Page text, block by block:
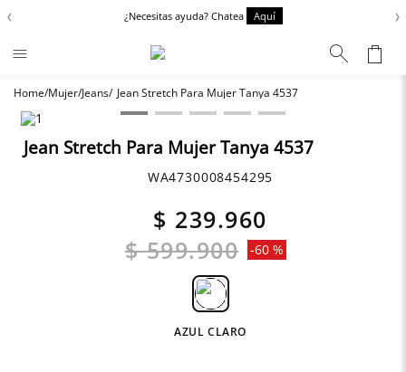
‹ ¿Necesitas ayuda? Chatea Aquí ›
Mujer Jeans Jean Stretch Para Mujer Tanya 4537
Jean Stretch Para Mujer Tanya 4537
WA4730008454295
$ 239.960
$ 599.900 -60 %
AZUL CLARO
Términos más buscados
1.
2.